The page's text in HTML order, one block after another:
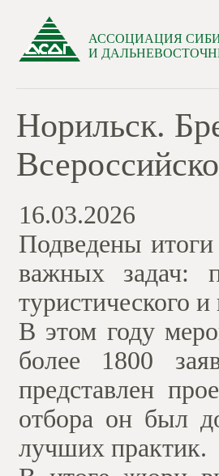
АССОЦИАЦИЯ
И
Норильск.
16.03.2026
Подведены
важных задач:
туристического
В этом году
более 1800
представлен
отбора он был
лучших практик.